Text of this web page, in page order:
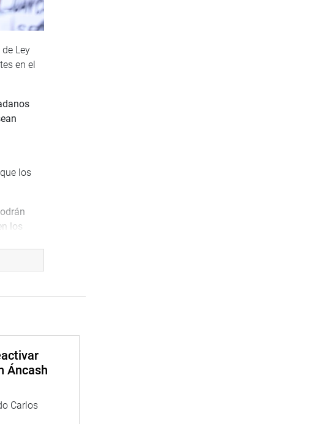
Ley
en el
los
los
Áncash
Carlos